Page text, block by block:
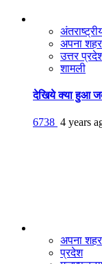
अपना शहर
उत्तर
शामली
देखिये क्या हुआ
6738 4 years
अपना शहर
प्रदेश